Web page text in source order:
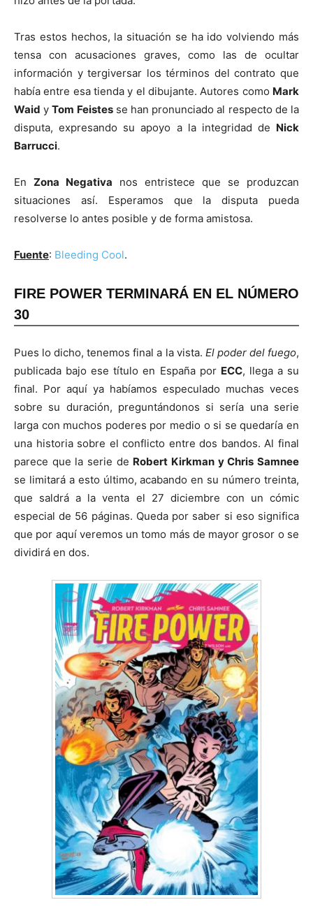
Tras estos hechos, la situación se ha ido volviendo más
tensa con acusaciones graves, como las de ocultar
información y tergiversar los términos del contrato que
había entre esa tienda y el dibujante. Autores como Mark
Waid yTom Feistesse han pronunciado al respecto de la
disputa, expresando su apoyo a la integridad de Nick
Barrucci.
En Zona Negativa nos entristece que se produzcan
situaciones así. Esperamos que la disputa pueda
resolverse lo antes posible y de forma amistosa.
Fuente: Bleeding Cool.
FIRE POWER TERMINARÁ EN EL NÚMERO
30
Pues lo dicho, tenemos final a la vista. El poder del fuego,
publicada bajo ese título en España por ECC, llega a su
final. Por aquí ya habíamos especulado muchas veces
sobre su duración, preguntándonos si sería una serie
larga con muchos poderes por medio o si se quedaría en
una historia sobre el conflicto entre dos bandos. Al final
parece que la serie de Robert Kirkman y Chris Samnee
se limitará a esto último, acabando en su número treinta,
que saldrá a la venta el 27 diciembre con un cómic
especial de 56 páginas. Queda por saber si eso significa
que por aquí veremos un tomo más de mayor grosor o se
dividirá en dos.